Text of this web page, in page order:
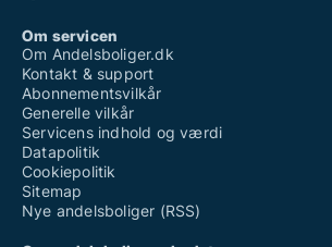
Om servicen
Om Andelsboliger.dk
Kontakt & support
Abonnementsvilkår
Generelle vilkår
Servicens indhold og værdi
Datapolitik
Cookiepolitik
Sitemap
Nye andelsboliger (RSS)